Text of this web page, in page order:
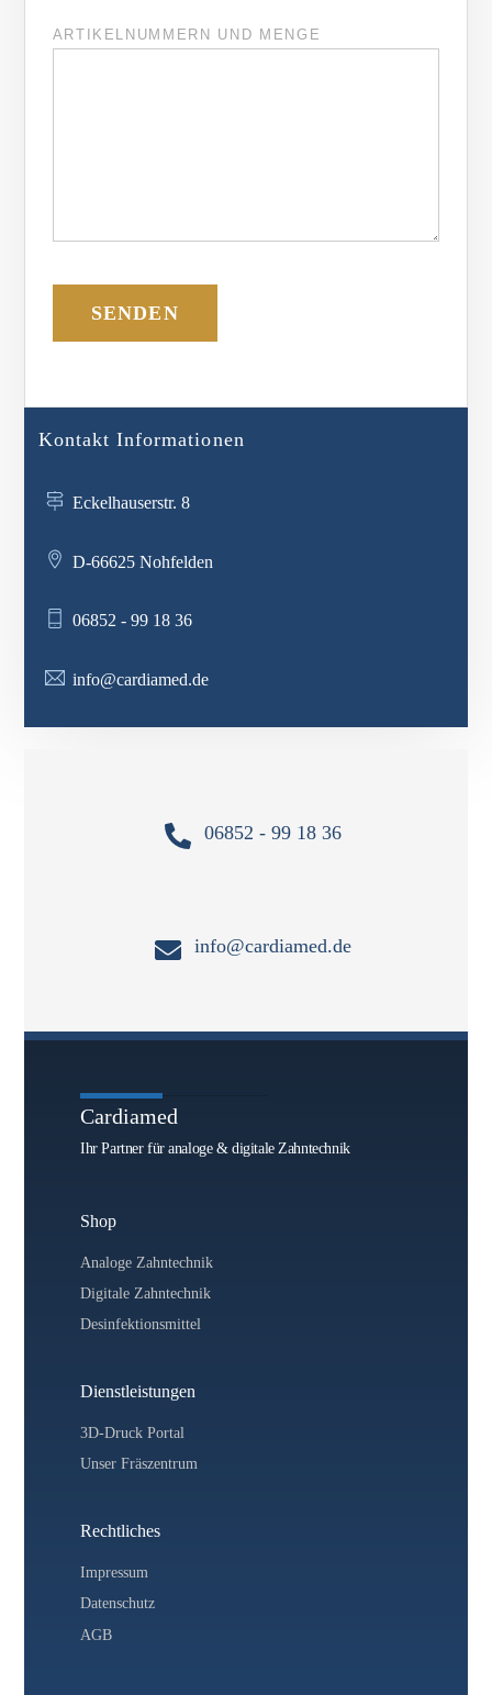
ARTIKELNUMMERN UND MENGE
Kontakt Informationen
Eckelhauserstr. 8
D-66625 Nohfelden
06852 - 99 18 36
info@cardiamed.de
06852 - 99 18 36
info@cardiamed.de
Cardiamed
Ihr Partner für analoge & digitale Zahntechnik
Shop
Analoge Zahntechnik
Digitale Zahntechnik
Desinfektionsmittel
Dienstleistungen
3D-Druck Portal
Unser Fräszentrum
Rechtliches
Impressum
Datenschutz
AGB